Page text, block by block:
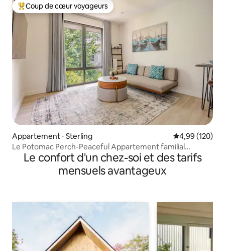
Coups de cœur voyageurs les plus appréciés
Coup de cœur voyageurs
Appartement ⋅ Sterling Évaluation
4,99 (120)
Le Potomac Perch-Peaceful Appartement familial
confortable
Le confort d'un chez-soi et des tarifs
mensuels avantageux